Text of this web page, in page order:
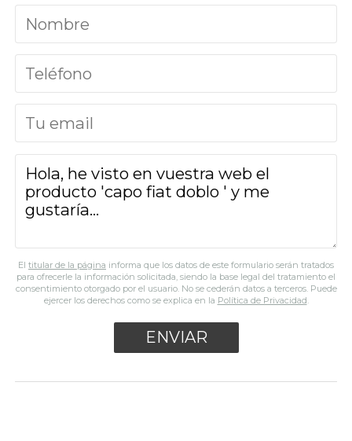
El titular de la página informa que los datos de este formulario serán tratados
para ofrecerle la información solicitada, siendo la base legal del tratamiento el
consentimiento otorgado por el usuario. No se cederán datos a terceros. Puede
ejercer los derechos como se explica en la Política de Privacidad.